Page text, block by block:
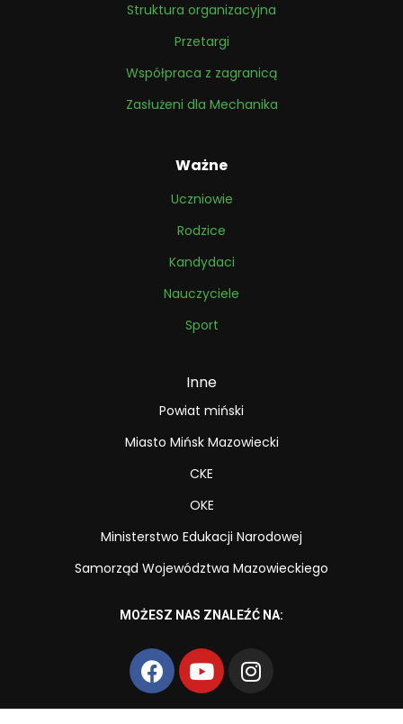
Struktura organizacyjna
Przetargi
Współpraca z zagranicą
Zasłużeni dla Mechanika
Ważne
Uczniowie
Rodzice
Kandydaci
Nauczyciele
Sport
Inne
Powiat miński
Miasto Mińsk Mazowiecki
CKE
OKE
Ministerstwo Edukacji Narodowej
Samorząd Województwa Mazowieckiego
MOŻESZ NAS ZNALEŹĆ NA: